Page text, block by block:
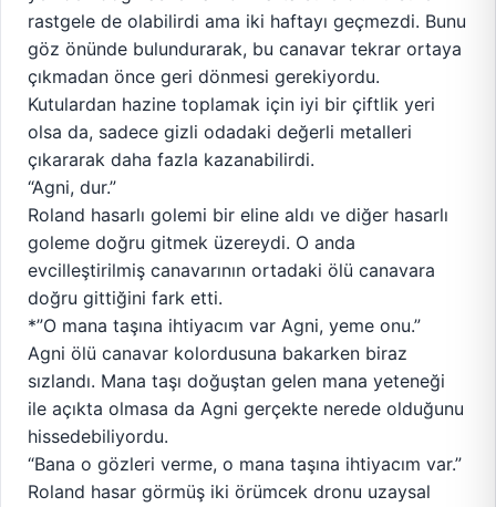
rastgele de olabilirdi ama iki haftayı geçmezdi. Bunu
göz önünde bulundurarak, bu canavar tekrar ortaya
çıkmadan önce geri dönmesi gerekiyordu.
Kutulardan hazine toplamak için iyi bir çiftlik yeri
olsa da, sadece gizli odadaki değerli metalleri
çıkararak daha fazla kazanabilirdi.
“Agni, dur.”
Roland hasarlı golemi bir eline aldı ve diğer hasarlı
goleme doğru gitmek üzereydi. O anda
evcilleştirilmiş canavarının ortadaki ölü canavara
doğru gittiğini fark etti.
*”O mana taşına ihtiyacım var Agni, yeme onu.”
Agni ölü canavar kolordusuna bakarken biraz
sızlandı. Mana taşı doğuştan gelen mana yeteneği
ile açıkta olmasa da Agni gerçekte nerede olduğunu
hissedebiliyordu.
“Bana o gözleri verme, o mana taşına ihtiyacım var.”
Roland hasar görmüş iki örümcek dronu uzaysal